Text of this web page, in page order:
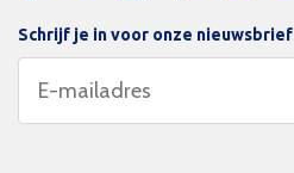
Schrijf je in voor onze nieuwsbrief